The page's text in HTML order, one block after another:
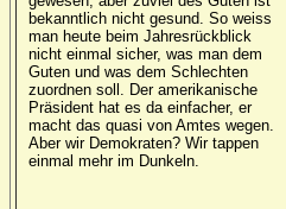
bekanntlich nicht gesund. So weiss
man heute beim Jahresrückblick
nicht einmal sicher, was man dem
Guten und was dem Schlechten
zuordnen soll. Der amerikanische
Präsident hat es da einfacher, er
macht das quasi von Amtes wegen.
Aber wir Demokraten? Wir tappen
einmal mehr im Dunkeln.